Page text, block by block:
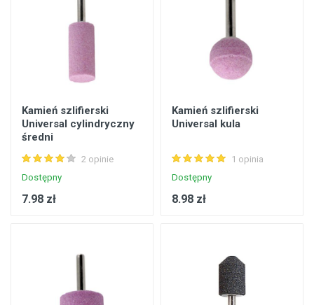
Kamień szlifierski
Universal cylindryczny
średni
2 opinie
Dostępny
7.98 zł
Kamień szlifierski
Universal kula
1 opinia
Dostępny
8.98 zł